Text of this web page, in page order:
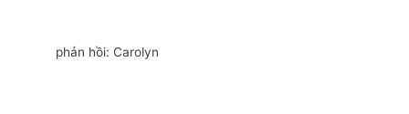
phản hồi: Carolyn